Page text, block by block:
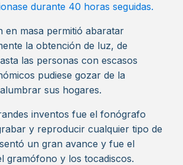
durante 40 horas seguidas.
en masa permitió abaratar
la obtención de luz, de
las personas con escasos
pudiese gozar de la
sus hogares.
inventos fue el fonógrafo
y reproducir cualquier tipo de
un gran avance y fue el
gramófono y los tocadiscos.